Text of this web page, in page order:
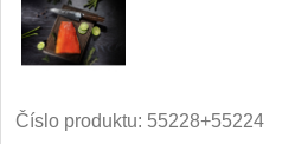
Taktické
Číslo produktu: 55228+55224